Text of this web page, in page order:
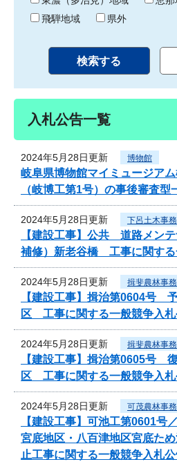
飛騨地域
県外
入札公告一覧
2024年5月28日更新 博物館
岐阜県博物館マイミュージア
（岐博工第1号）の事後審査
2024年5月28日更新 下呂土木事
【建設工事】公共 道路メン
補修）新老谷橋 工事に関する
2024年5月28日更新 揖斐農林事
【建設工事】揖治第0604号
区 工事に関する一般競争入
2024年5月28日更新 揖斐農林事
【建設工事】揖治第0605号
区 工事に関する一般競争入
2024年5月28日更新 可茂農林事
【建設工事】可池工第0601号
宮底地区・八百津地区宮底た
止工事に関する一般競争入札